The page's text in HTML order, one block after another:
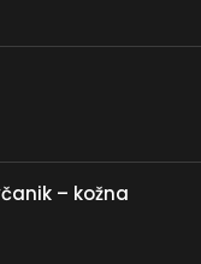
– kožna